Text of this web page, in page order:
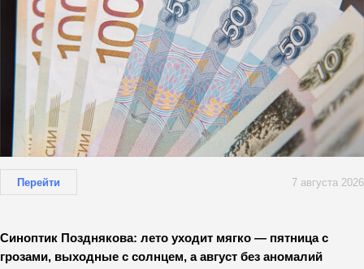
Перейти 7 августа 2026
Синоптик Позднякова: лето уходит мягко — пятница с
грозами, выходные с солнцем, а август без аномалий